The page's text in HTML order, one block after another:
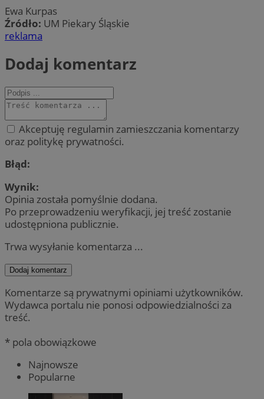
Ewa Kurpas
Źródło: UM Piekary Śląskie
reklama
Dodaj komentarz
Akceptuję regulamin zamieszczania komentarzy
oraz politykę prywatności.
Błąd:
Wynik:
Opinia została pomyślnie dodana.
Po przeprowadzeniu weryfikacji, jej treść zostanie
udostępniona publicznie.
Trwa wysyłanie komentarza ...
Dodaj komentarz
Komentarze są prywatnymi opiniami użytkowników.
Wydawca portalu nie ponosi odpowiedzialności za
treść.
* pola obowiązkowe
Najnowsze
Popularne